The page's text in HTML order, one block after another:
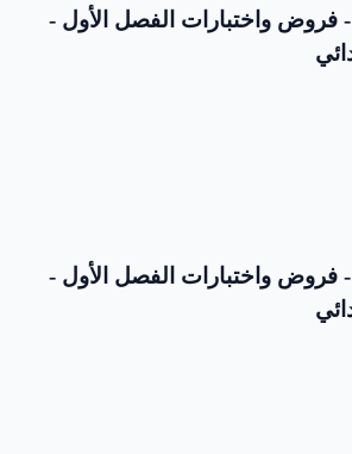
الموضوع رقم 152 - فروض واختبارات الفصل الأول -
الموضوع رقم 151 - فروض واختبارات الفصل الأول -